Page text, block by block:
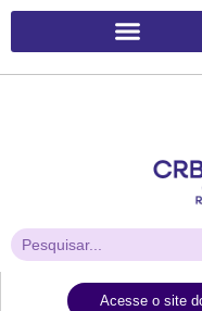
Acesse o site